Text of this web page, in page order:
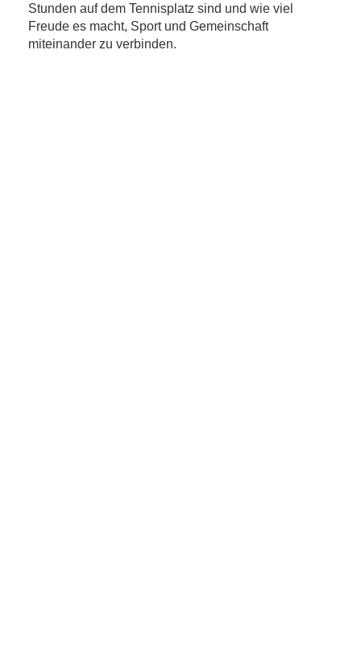
Stunden auf dem Tennisplatz sind und wie viel
Freude es macht, Sport und Gemeinschaft
miteinander zu verbinden.